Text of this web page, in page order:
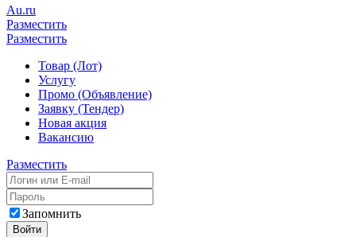
Au.ru
Разместить
Разместить
Товар (Лот)
Услугу
Промо (Объявление)
Заявку (Тендер)
Новая акция
Вакансию
Разместить
Запомнить
Войти